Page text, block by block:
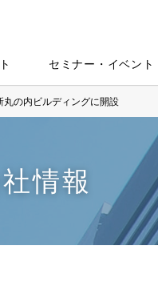
セミナー・イベント
丸の内ビルディングに開設
情報